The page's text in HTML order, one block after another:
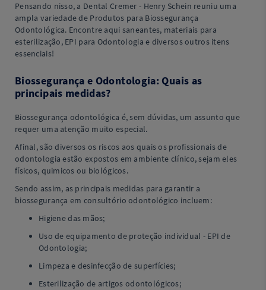
Pensando nisso, a Dental Cremer - Henry Schein reuniu uma
ampla variedade de Produtos para Biossegurança
Odontológica. Encontre aqui saneantes, materiais para
esterilização, EPI para Odontologia e diversos outros itens
essenciais!
Biossegurança e Odontologia: Quais as
principais medidas?
Biossegurança odontológica é, sem dúvidas, um assunto que
requer uma atenção muito especial.
Afinal, são diversos os riscos aos quais os profissionais de
odontologia estão expostos em ambiente clínico, sejam eles
físicos, quimicos ou biológicos.
Sendo assim, as principais medidas para garantir a
biossegurança em consultório odontológico incluem:
Higiene das mãos;
Uso de equipamento de proteção individual - EPI de
Odontologia;
Limpeza e desinfecção de superfícies;
Esterilização de artigos odontológicos;